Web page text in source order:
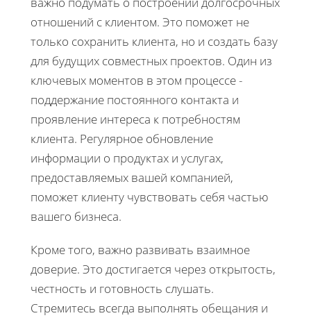
отношений с клиентом. Это поможет не
только сохранить клиента, но и создать базу
для будущих совместных проектов. Один из
ключевых моментов в этом процессе -
поддержание постоянного контакта и
проявление интереса к потребностям
клиента. Регулярное обновление
информации о продуктах и услугах,
предоставляемых вашей компанией,
поможет клиенту чувствовать себя частью
вашего бизнеса.
Кроме того, важно развивать взаимное
доверие. Это достигается через открытость,
честность и готовность слушать.
Стремитесь всегда выполнять обещания и